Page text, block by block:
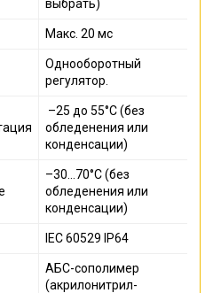
выбрать)
Макс. 20 мс
Однооборотный
регулятор.
–25 до 55°C (без
обледенения или
конденсации)
–30…70°C (без
обледенения или
конденсации)
IEC 60529 IP64
АБС-сополимер
(акрилонитрил-